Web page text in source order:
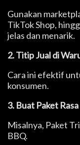
Gunakan
TikTok Shop,
jelas dan menarik.
2. Titip Jual di
Cara ini efektif
konsumen.
3. Buat Paket Rasa
Misalnya, Paket
BBQ.